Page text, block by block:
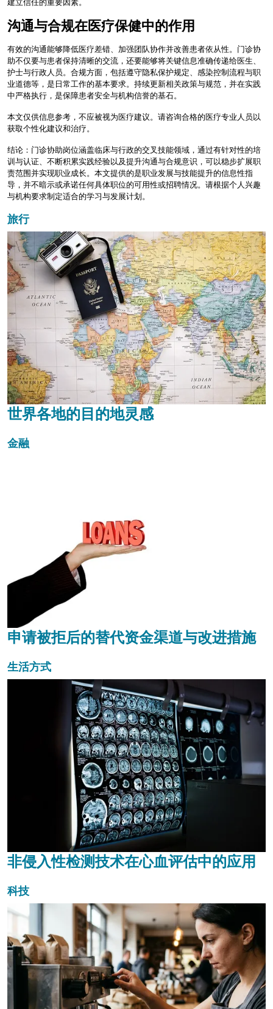
沟通与合规在医疗保健中的作用
有效的沟通能够降低医疗差错、加强团队协作并改善患者依从性。门诊协
助不仅要与患者保持清晰的交流，还要能够将关键信息准确传递给医生、
护士与行政人员。合规方面，包括遵守隐私保护规定、感染控制流程与职
业道德等，是日常工作的基本要求。持续更新相关政策与规范，并在实践
中严格执行，是保障患者安全与机构信誉的基石。
本文仅供信息参考，不应被视为医疗建议。请咨询合格的医疗专业人员以
获取个性化建议和治疗。
结论：门诊协助岗位涵盖临床与行政的交叉技能领域，通过有针对性的培
训与认证、不断积累实践经验以及提升沟通与合规意识，可以稳步扩展职
责范围并实现职业成长。本文提供的是职业发展与技能提升的信息性指
导，并不暗示或承诺任何具体职位的可用性或招聘情况。请根据个人兴趣
与机构要求制定适合的学习与发展计划。
旅行
世界各地的目的地灵感
金融
申请被拒后的替代资金渠道与改进措施
生活方式
非侵入性检测技术在心血评估中的应用
科技